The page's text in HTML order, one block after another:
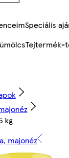
Speciális
Tejtermék-
kg
majonéz